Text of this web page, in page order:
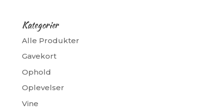
Kategorier
Alle Produkter
Gavekort
Ophold
Oplevelser
Vine